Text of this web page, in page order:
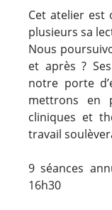
Cet atelier est
plusieurs sa
Nous
et après ?
notre porte
mettrons en
cliniques et
travail
9 séances
16h30